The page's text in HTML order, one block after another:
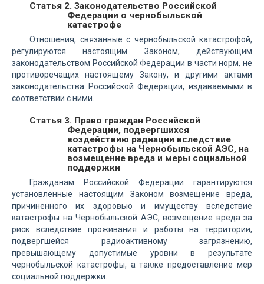
Статья 2. Законодательство Российской
Федерации о чернобыльской
катастрофе
Отношения, связанные с чернобыльской катастрофой,
регулируются настоящим Законом, действующим
законодательством Российской Федерации в части норм, не
противоречащих настоящему Закону, и другими актами
законодательства Российской Федерации, издаваемыми в
соответствии с ними.
Статья 3. Право граждан Российской
Федерации, подвергшихся
воздействию радиации вследствие
катастрофы на Чернобыльской АЭС, на
возмещение вреда и меры социальной
поддержки
Гражданам Российской Федерации гарантируются
установленные настоящим Законом возмещение вреда,
причиненного их здоровью и имуществу вследствие
катастрофы на Чернобыльской АЭС, возмещение вреда за
риск вследствие проживания и работы на территории,
подвергшейся радиоактивному загрязнению,
превышающему допустимые уровни в результате
чернобыльской катастрофы, а также предоставление мер
социальной поддержки.